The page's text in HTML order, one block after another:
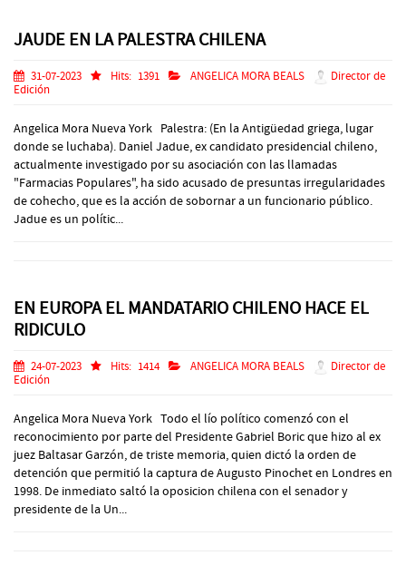
JAUDE EN LA PALESTRA CHILENA
31-07-2023 Hits: 1391 ANGELICA MORA BEALS
Director de
Edición
Angelica Mora Nueva York Palestra: (En la Antigüedad griega, lugar
donde se luchaba). Daniel Jadue, ex candidato presidencial chileno,
actualmente investigado por su asociación con las llamadas
"Farmacias Populares", ha sido acusado de presuntas irregularidades
de cohecho, que es la acción de sobornar a un funcionario público.
Jadue es un polític...
EN EUROPA EL MANDATARIO CHILENO HACE EL
RIDICULO
24-07-2023 Hits: 1414 ANGELICA MORA BEALS
Director de
Edición
Angelica Mora Nueva York Todo el lío político comenzó con el
reconocimiento por parte del Presidente Gabriel Boric que hizo al ex
juez Baltasar Garzón, de triste memoria, quien dictó la orden de
detención que permitió la captura de Augusto Pinochet en Londres en
1998. De inmediato saltó la oposicion chilena con el senador y
presidente de la Un...